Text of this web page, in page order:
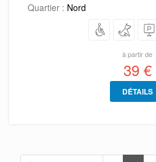
Quartier : Nord
à partir de
39 €
DÉTAILS